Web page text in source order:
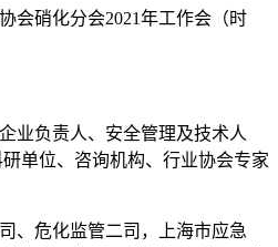
硝化分会2021年工作会（时
负责人、安全管理及技术人
单位、咨询机构、行业协会专家
危化监管二司，上海市应急